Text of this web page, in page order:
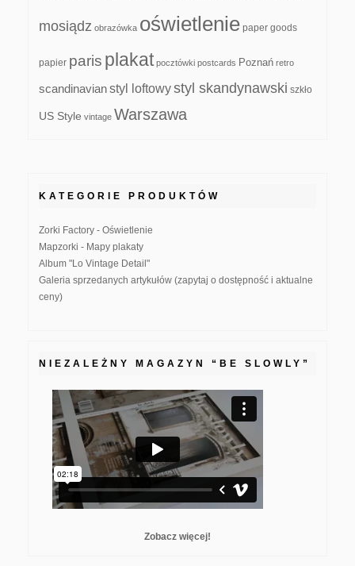
mosiądz obrazówka oświetlenie paper goods
papier paris plakat pocztówki postcards Poznań retro
scandinavianstyl loftowystyl skandynawski szkło
US Style vintage Warszawa
KATEGORIE PRODUKTÓW
Zorki Factory - Oświetlenie
Mapzorki - Mapy plakaty
Album "Lo Vintage Detail"
Galeria sprzedanych artykułów (zapytaj o dostępność i aktualne
ceny)
NIEZALEŻNY MAGAZYN “BE SLOWLY”
Zobacz więcej!